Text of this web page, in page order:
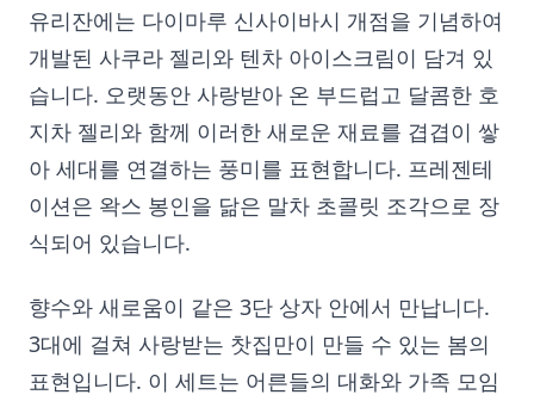
유리잔에는 다이마루 신사이바시 개점을 기념하여
개발된 사쿠라 젤리와 텐차 아이스크림이 담겨 있
습니다. 오랫동안 사랑받아 온 부드럽고 달콤한 호
지차 젤리와 함께 이러한 새로운 재료를 겹겹이 쌓
아 세대를 연결하는 풍미를 표현합니다. 프레젠테
이션은 왁스 봉인을 닮은 말차 초콜릿 조각으로 장
식되어 있습니다.
향수와 새로움이 같은 3단 상자 안에서 만납니다.
3대에 걸쳐 사랑받는 찻집만이 만들 수 있는 봄의
표현입니다. 이 세트는 어른들의 대화와 가족 모임